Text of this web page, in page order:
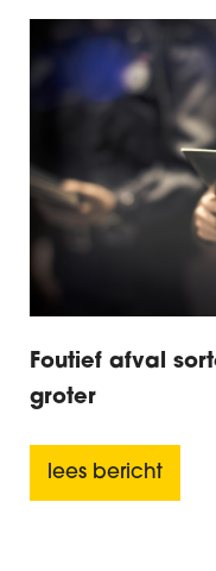
Foutief afval
groter
lees bericht